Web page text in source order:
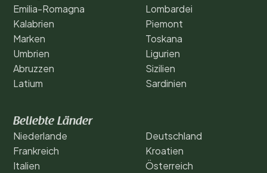
Emilia-Romagna
Kalabrien
Marken
Umbrien
Abruzzen
Latium
Lombardei
Piemont
Toskana
Ligurien
Sizilien
Sardinien
Beliebte Länder
Niederlande
Frankreich
Italien
Deutschland
Kroatien
Österreich